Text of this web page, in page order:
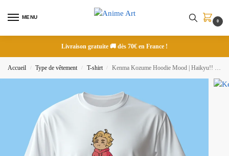
MENU
0
Livraison gratuite 🚚 dès 70€ en France !
Accueil / Type de vêtement / T-shirt / Kenma Kozume Hoodie Mood | Haikyu!! | T-shirt brodé